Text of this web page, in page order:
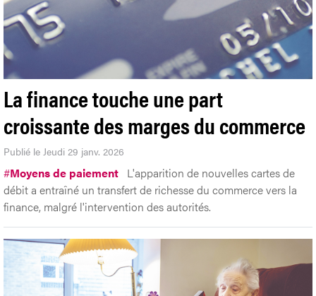
La finance touche une part
croissante des marges du commerce
Publié le Jeudi 29 janv. 2026
#Moyens de paiement L'apparition de nouvelles cartes de
débit a entraîné un transfert de richesse du commerce vers la
finance, malgré l'intervention des autorités.